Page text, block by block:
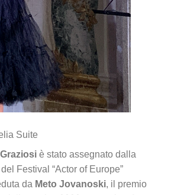
Suite
è stato assegnato dalla
Festival “Actor of Europe”
da Meto Jovanoski, il premio